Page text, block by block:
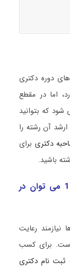
دوره دکتری
اما در مقطع
که بتوانید
آن رشته را
دکتری برای
باشید.
آیا برای شرکت در آزمون دکتری 1406 می توان در
رعایت
برای کسب
ثبت نام دکتری